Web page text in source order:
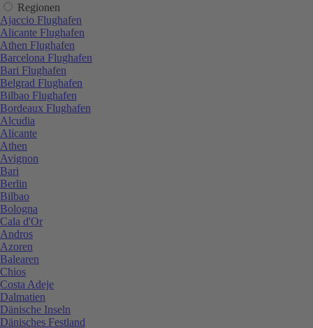
Regionen
Ajaccio Flughafen
Alicante Flughafen
Athen Flughafen
Barcelona Flughafen
Bari Flughafen
Belgrad Flughafen
Bilbao Flughafen
Bordeaux Flughafen
Alcudia
Alicante
Athen
Avignon
Bari
Berlin
Bilbao
Bologna
Cala d'Or
Andros
Azoren
Balearen
Chios
Costa Adeje
Dalmatien
Dänische Inseln
Dänisches Festland